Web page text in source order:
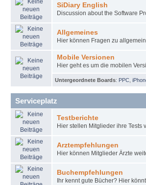
SiDiary English
Discussion about the Software
Allgemeines
Hier können Fragen zu
Mobile Versionen
Hier geht es um die mobilen
Untergeordnete Boards: PPC
Serviceplatz
Testberichte
Hier stellen Mitglieder ihre Tests
Arztempfehlungen
Hier können Mitglieder Ärzte
Buchempfehlungen
Ihr kennt gute Bücher? Hier